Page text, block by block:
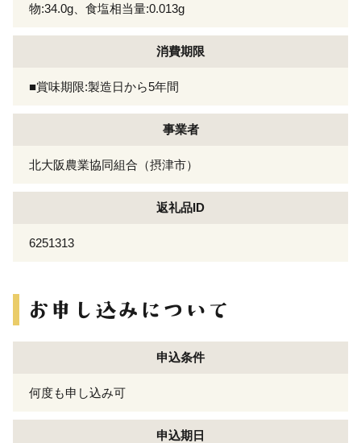
物:34.0g、食塩相当量:0.013g
消費期限
■賞味期限:製造日から5年間
事業者
北大阪農業協同組合（摂津市）
返礼品ID
6251313
申込条件
何度も申し込み可
申込期日